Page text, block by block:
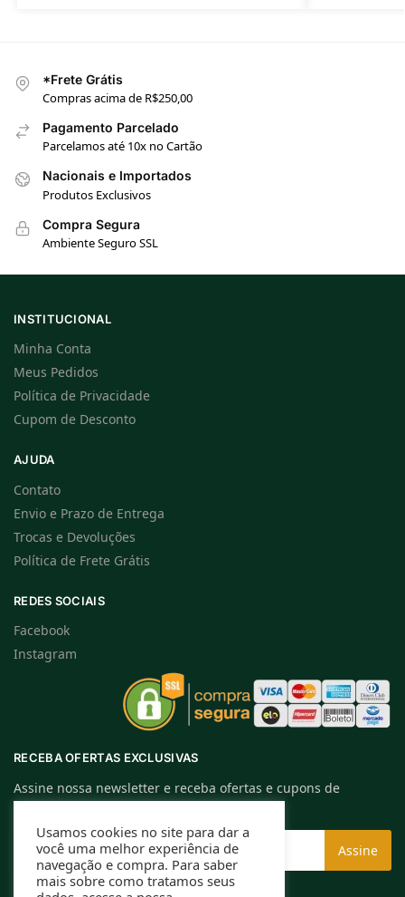
*Frete Grátis
Compras acima de R$250,00
Pagamento Parcelado
Parcelamos até 10x no Cartão
Nacionais e Importados
Produtos Exclusivos
Compra Segura
Ambiente Seguro SSL
INSTITUCIONAL
Minha Conta
Meus Pedidos
Política de Privacidade
Cupom de Desconto
AJUDA
Contato
Envio e Prazo de Entrega
Trocas e Devoluções
Política de Frete Grátis
REDES SOCIAIS
Facebook
Instagram
RECEBA OFERTAS EXCLUSIVAS
Assine nossa newsletter e receba ofertas e cupons de
descontos exclusivos.
Usamos cookies no site para dar a
você uma melhor experiência de
navegação e compra. Para saber
mais sobre como tratamos seus